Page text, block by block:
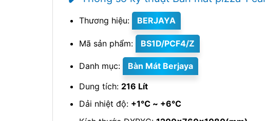
Thương hiệu: BERJAYA
Mã sản phẩm: BS1D/PCF4/Z
Danh mục:
Bàn Mát Berjaya
Dung tích: 216 Lít
Dải nhiệt độ: +1℃ ~ +6℃